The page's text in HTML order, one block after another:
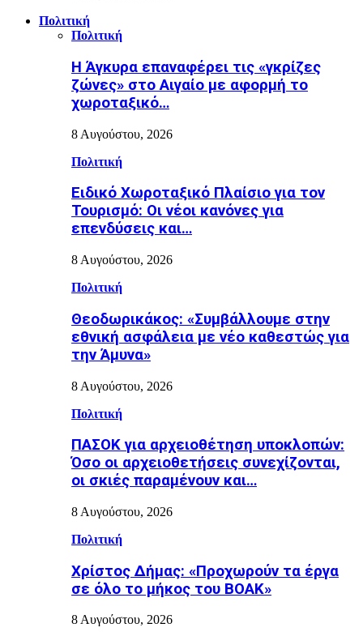
Πολιτική
Πολιτική
Η Άγκυρα επαναφέρει τις «γκρίζες
ζώνες» στο Αιγαίο με αφορμή το
χωροταξικό…
8 Αυγούστου, 2026
Πολιτική
Ειδικό Χωροταξικό Πλαίσιο για τον
Τουρισμό: Οι νέοι κανόνες για
επενδύσεις και…
8 Αυγούστου, 2026
Πολιτική
Θεοδωρικάκος: «Συμβάλλουμε στην
εθνική ασφάλεια με νέο καθεστώς για
την Άμυνα»
8 Αυγούστου, 2026
Πολιτική
ΠΑΣΟΚ για αρχειοθέτηση υποκλοπών:
Όσο οι αρχειοθετήσεις συνεχίζονται,
οι σκιές παραμένουν και…
8 Αυγούστου, 2026
Πολιτική
Χρίστος Δήμας: «Προχωρούν τα έργα
σε όλο το μήκος του ΒΟΑΚ»
8 Αυγούστου, 2026